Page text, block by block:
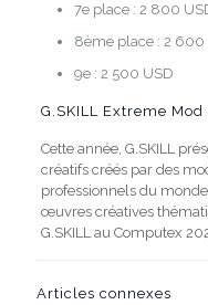
7e place : 2 800
8ème place : 2 600
9e : 2 500 USD
G.SKILL Extreme Mod
Cette année, G.SKILL
créatifs créés par des
professionnels du
œuvres créatives
G.SKILL au Computex
Articles connexes